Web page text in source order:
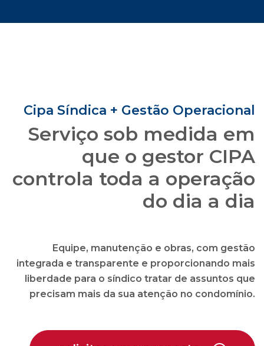
Cipa Síndica + Gestão Operacional
do dia a dia
Equipe, manutenção e obras, com gestão
integrada e transparente e proporcionando mais
liberdade para o síndico tratar de assuntos que
precisam mais da sua atenção no condomínio.
solicitar uma proposta